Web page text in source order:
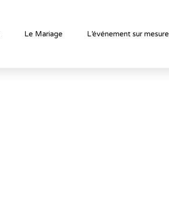
Le Mariage L’événement sur mesure